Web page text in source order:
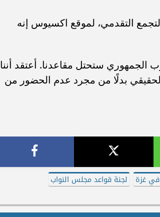
التقدمي، لموقع اكسيوس إنه
ستحتل مقاعدنا. أعتقد أننا
بدلًا من مجرد عدم الحضور من
في غزة
لجنة قواعد مجلس النواب